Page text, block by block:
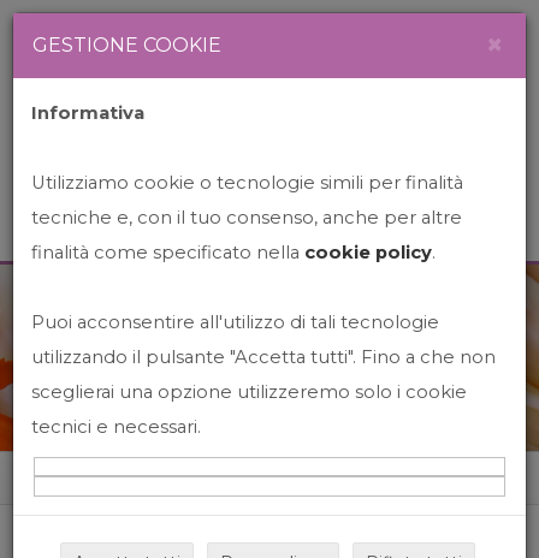
News&Events
Home News&events
GESTIONE COOKIE ×
Informativa
Utilizziamo cookie o tecnologie simili per finalità
tecniche e, con il tuo consenso, anche per altre
finalità come specificato nella cookie policy.
Puoi acconsentire all'utilizzo di tali tecnologie
utilizzando il pulsante "Accetta tutti". Fino a che non
sceglierai una opzione utilizzeremo solo i cookie
tecnici e necessari.